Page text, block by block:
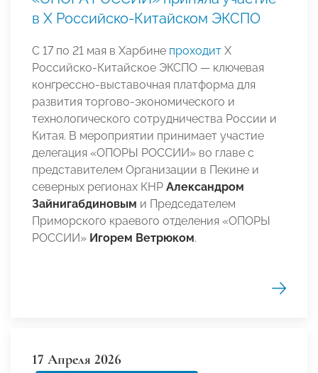
в Х Российско‑Китайском ЭКСПО
С 17 по 21 мая в Харбине проходит Х
Российско‑Китайское ЭКСПО — ключевая
конгрессно‑выставочная платформа для
развития торгово‑экономического и
технологического сотрудничества России и
Китая. В мероприятии принимает участие
делегация «ОПОРЫ РОССИИ» во главе с
представителем Организации в Пекине и
северных регионах КНР Александром
Зайнигабдиновым и Председателем
Приморского краевого отделения «ОПОРЫ
РОССИИ» Игорем Ветрюком.
17 Апреля 2026